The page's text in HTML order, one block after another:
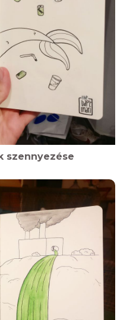
szennyezése